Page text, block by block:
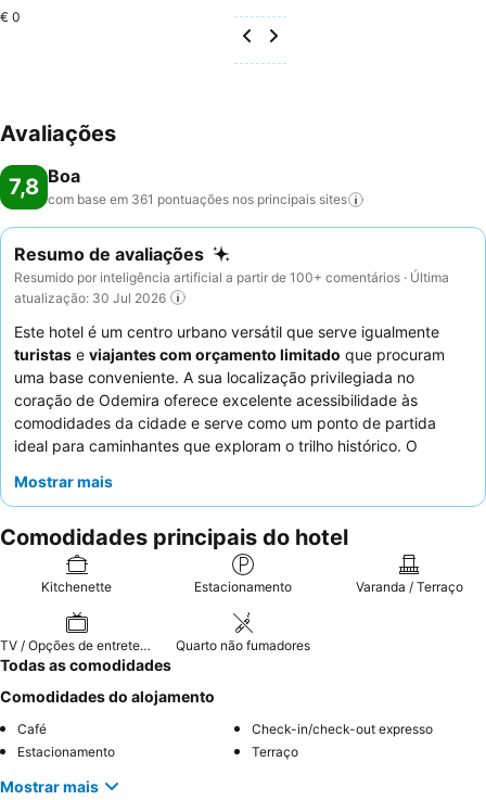
€ 0
Avaliações
7,8 Boa
com base em 361 pontuações nos principais sites
Resumo de avaliações
Resumido por inteligência artificial a partir de 100+ comentários · Última
atualização: 30 Jul 2026
Este hotel é um centro urbano versátil que serve igualmente
turistas e viajantes com orçamento limitado que procuram
uma base conveniente. A sua localização privilegiada no
coração de Odemira oferece excelente acessibilidade às
comodidades da cidade e serve como um ponto de partida
ideal para caminhantes que exploram o trilho histórico. O
ruaprontamente disponível, adicionando uma conveniência
consistentemente a simpatia dostaffe o pequeno-almoço,
muitas vezes descrito como bom e variado, com uma seleção
completa. Para uma estadia mais tranquila, os hóspedes devem
Mostrar mais
Comodidades principais do hotel
Kitchenette Estacionamento Varanda / Terraço
TV / Opções de entretenimento Quarto não fumadores
Todas as comodidades
Comodidades do alojamento
Café
Check-in/check-out expresso
Estacionamento
Terraço
Mostrar mais